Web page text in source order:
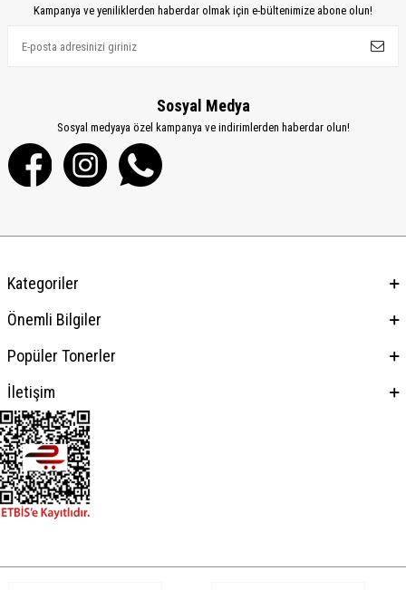
Kampanya ve yeniliklerden haberdar olmak için e-bültenimize abone olun!
Sosyal Medya
Sosyal medyaya özel kampanya ve indirimlerden haberdar olun!
Kategoriler
Önemli Bilgiler
Popüler Tonerler
İletişim